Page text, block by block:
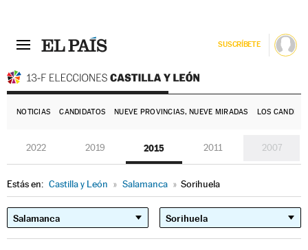
SUSCRÍBETE
NOTICIAS CANDIDATOS NUEVE PROVINCIAS, NUEVE MIRADAS LOS
2022 2019 2015 2011 2007
Estás en: Castilla y León » Salamanca » Sorihuela